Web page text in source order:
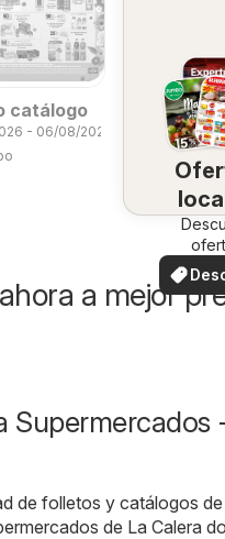
catálogo
- 06/08/2026
a mejor
Supermercados
de folletos y catálogos de
de La Calera